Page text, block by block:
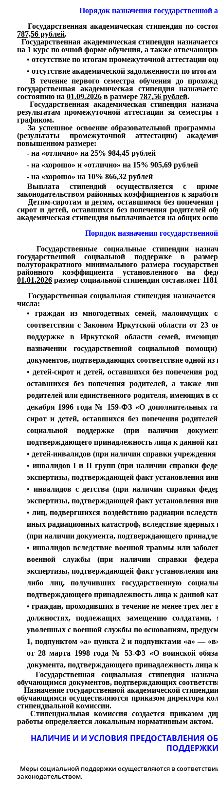
Порядок назначения государственной
Государственная академическая стипендия по
787,56 рублей.
Государственная академическая стипендия
на 1 курс по очной форме обучения, а также
• отсутствие по итогам промежуточной аттестации
• отсутствие академической задолженности по
В течение первого семестра обучения до
государственная академическая стипендия
состоянию на 01.09.2026 в размере 787,56 рублей.
Государственная академическая стипендия
результатам промежуточной аттестации за
графиком.
За успешное освоение образовательной программы
(результаты промежуточной аттестации)
повышенном размере:
- на «отлично» на 25% 984,45 рублей
- на «хорошо» и «отлично» на 15% 905,69 рублей
- на «хорошо» на 10% 866,32 рублей
Выплата стипендий осуществляется с
законодательством районных коэффициентов к
Детям-сиротам и детям, оставшимся без попечения
сирот и детей, оставшихся без попечения родителей
академическая стипендия выплачивается на общих
Порядок назначения
Государственные социальные стипендии
государственной социальной поддержке в
полуторакратного минимального размера
районного коэффициента установленного на
01.01.2026 размер социальной стипендии составляет
Государственная социальная стипендия
числа:
• граждан из многодетных семей, малоимущих
соответствии с Законом Иркутской области от 23
поддержке в Иркутской области семей,
назначении государственной социальной
документов, подтверждающих соответствие одной из
• детей-сирот и детей, оставшихся без попечения
оставшихся без попечения родителей, а также
родителей или единственного родителя, имеющих в
декабря 1996 года № 159-ФЗ «О дополнительных
сирот и детей, оставшихся без попечения
социальной поддержке (при наличии
подтверждающего принадлежность лица к данной
• детей-инвалидов (при наличии справки
• инвалидов I и II групп (при наличии справки
экспертизы, подтверждающей факт установления
• инвалидов с детства (при наличии справки
экспертизы, подтверждающей факт установления
• лиц, подвергшихся воздействию радиации
иных радиационных катастроф, вследствие
(при наличии документа, подтверждающего
• инвалидов вследствие военной травмы или
военной службы (при наличии справки
экспертизы, подтверждающей факт установления
либо лиц, получивших государственную
подтверждающего принадлежность лица к данной
• граждан, проходивших в течение не менее трех
должностях, подлежащих замещению
уволенных с военной службы по основаниям,
1, подпунктом «а» пункта 2 и подпунктами «а» —
от 28 марта 1998 года № 53-Ф3 «О воинской
документа, подтверждающего принадлежность лица
Государственная социальная стипендия
обучающимся документов, подтверждающих
Назначение государственной академической
обучающимся осуществляются приказом директора
стипендиальной комиссии.
Стипендиальная комиссия создается приказом
работы определяется локальным нормативным актом.
НАЛИЧИЕ И И УСЛОВИЯ ПРЕДОСТАВЛЕНИЯ
ПОДДЕРЖКИ
Меры социальной поддержки осуществляются в
законодательством.